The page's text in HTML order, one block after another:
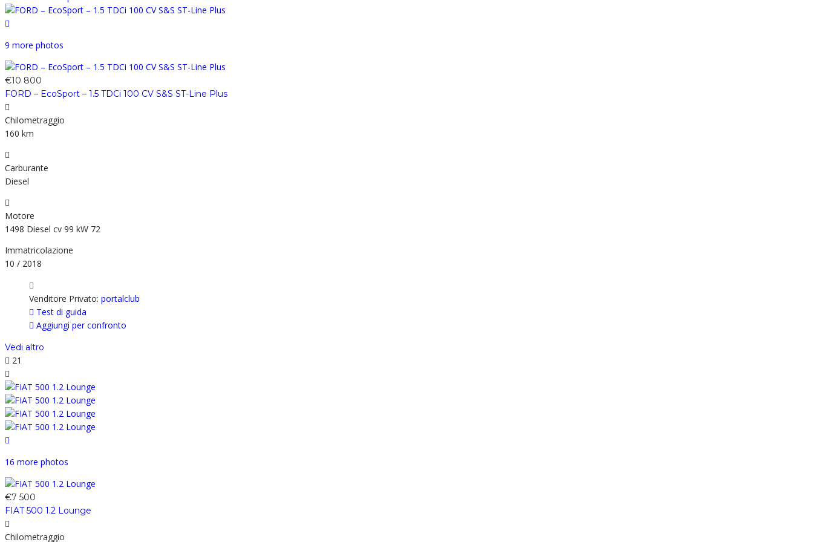
9 more photos
€10 800
FORD – EcoSport – 1.5 TDCi 100 CV S&S ST-Line Plus
Chilometraggio
160 km
Carburante
Diesel
Motore
1498 Diesel cv 99 kW 72
Immatricolazione
10 / 2018
Venditore Privato: portalclub
Test di guida
Aggiungi per confronto
Vedi altro
21
16 more photos
€7 500
FIAT 500 1.2 Lounge
Chilometraggio